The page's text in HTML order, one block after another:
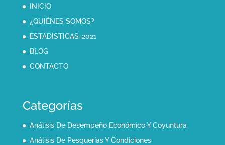
INICIO
¿QUIÉNES SOMOS?
ESTADISTICAS-2021
BLOG
CONTACTO
Categorías
Análisis De Desempeño Económico Y Coyuntura
Análisis De Pesquerías Y Condiciones